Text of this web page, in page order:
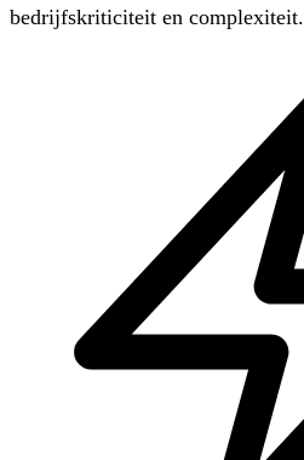
bedrijfskriticiteit en complexiteit.